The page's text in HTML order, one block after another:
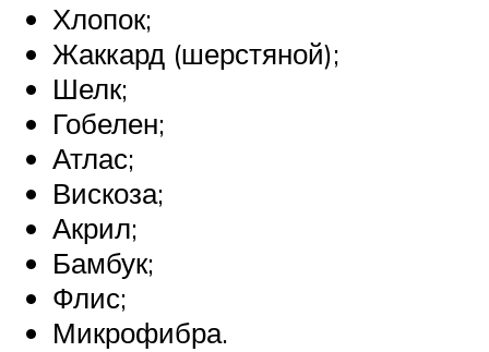
Хлопок;
Жаккард (шерстяной);
Шелк;
Гобелен;
Атлас;
Вискоза;
Акрил;
Бамбук;
Флис;
Микрофибра.